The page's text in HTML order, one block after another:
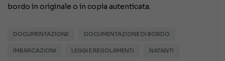
bordo in originale o in copia autenticata.
DOCUMENTAZIONE DOCUMENTAZIONE DI BORDO
IMBARCAZIONI LEGGI E REGOLAMENTI NATANTI